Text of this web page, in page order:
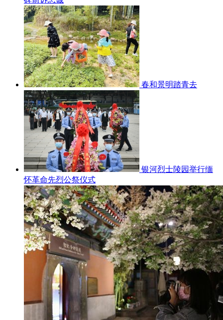
春和景明踏青去
银河烈士陵园举行缅
怀革命先烈公祭仪式